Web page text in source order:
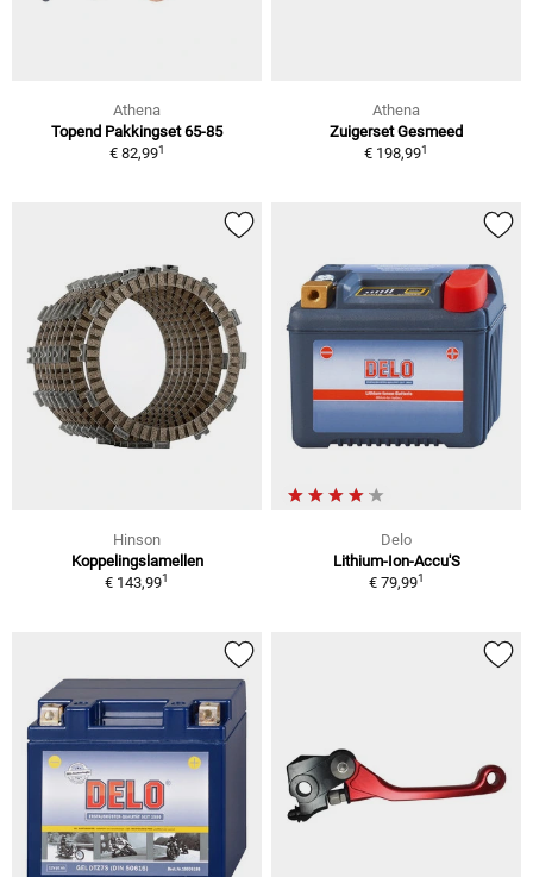
Athena
Topend Pakkingset 65-85
€ 82,991
Athena
Zuigerset Gesmeed
€ 198,991
Hinson
Koppelingslamellen
€ 143,991
Delo
Lithium-Ion-Accu'S
€ 79,991